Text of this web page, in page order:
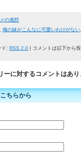
の感想
俺の妹がこんなに可愛いわけがない
ド: RSS 2.0 | コメントは以下から
ーに対するコメントはあり
ちらから